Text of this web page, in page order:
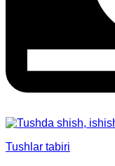
Tushlar tabiri